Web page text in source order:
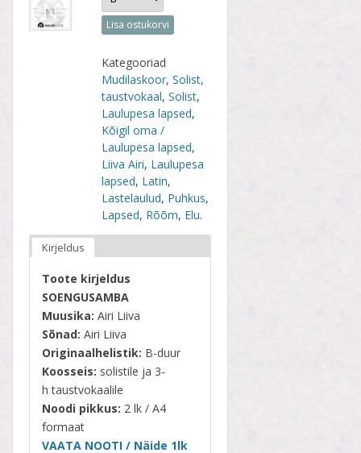
Lisa ostukorvi
Kategooriad
Mudilaskoor,Solist,
taustvokaal,Solist,
Laulupesa lapsed,
Kõigil oma /
Laulupesa lapsed,
Liiva Airi, Laulupesa
lapsed, Latin,
Lastelaulud, Puhkus,
Lapsed, Rõõm, Elu.
Kirjeldus
Toote kirjeldus
SOENGUSAMBA
Muusika: Airi Liiva
Sõnad: Airi Liiva
Originaalhelistik: B-duur
Koosseis: solistile ja 3-
h taustvokaalile
Noodi pikkus: 2 lk / A4
formaat
VAATA NOOTI / Näide 1lk